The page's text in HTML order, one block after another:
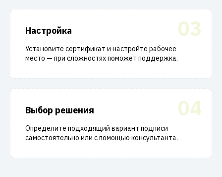
03
Настройка
Установите сертификат и настройте рабочее
место — при сложностях поможет поддержка.
04
Выбор решения
Определите подходящий вариант подписи
самостоятельно или с помощью консультанта.